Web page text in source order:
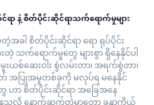
ာ နဲ့ စိတ်ပိုင်းဆိုင်ရာသက်ရောက်မှုများ
ါ စိတ်ပိုင်းဆိုင်ရာ ရော ရုပ်ပိုင်း
းတဲ့ သက်ရောက်မှုတွေ များစွာ ရှိနေနိုင်ပါ
ယစ်ဆေးဝါး စွဲလမ်းတာ၊ အရက်စွဲတာ၊
တ် အပြုအမူတစ်ခုကို မလုပ်ရ မနေနိုင်
ဟာ စိတ်ပိုင်းဆိုင်ရာ အခြေအနေ